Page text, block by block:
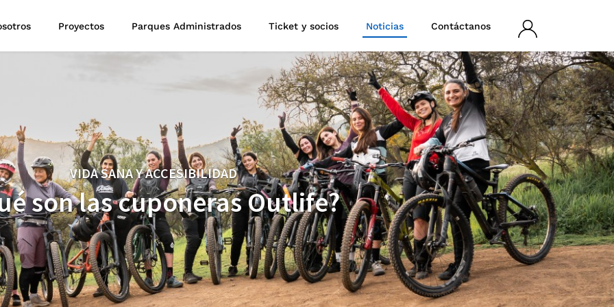
Proyectos Parques Administrados Ticket y socios Noticias
Contáctanos
sesión
VIDA SANA Y ACCESIBILIDAD
son las cuponeras Outlife?